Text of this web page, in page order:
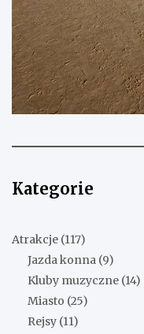
Kategorie
Atrakcje (117)
Jazda konna (9)
Kluby muzyczne (14)
Miasto (25)
Rejsy (11)